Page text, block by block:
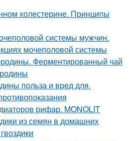
холестерине. Принципы
системы мужчин.
мочеполовой системы
Ферментированный чай
польза и вред для.
рифар. MONOLIT
из семян в домашних